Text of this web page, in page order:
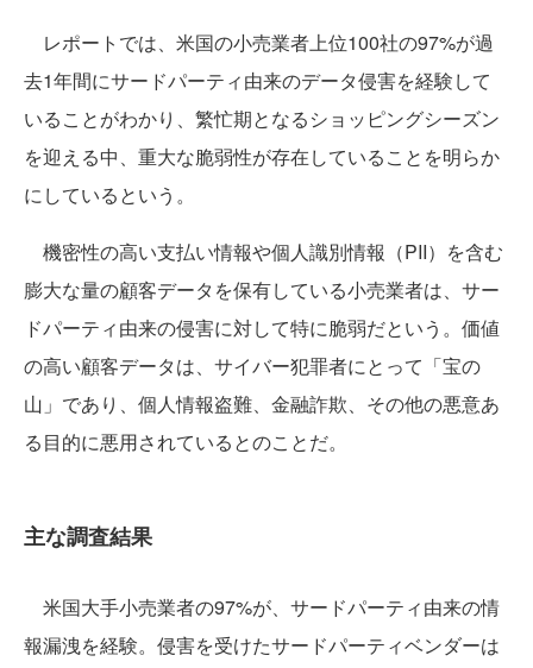
レポートでは、米国の小売業者上位100社の97%が過
去1年間にサードパーティ由来のデータ侵害を経験して
いることがわかり、繁忙期となるショッピングシーズン
を迎える中、重大な脆弱性が存在していることを明らか
にしているという。
機密性の高い支払い情報や個人識別情報（PII）を含む
膨大な量の顧客データを保有している小売業者は、サー
ドパーティ由来の侵害に対して特に脆弱だという。価値
の高い顧客データは、サイバー犯罪者にとって「宝の
山」であり、個人情報盗難、金融詐欺、その他の悪意あ
る目的に悪用されているとのことだ。
主な調査結果
米国大手小売業者の97%が、サードパーティ由来の情
報漏洩を経験。侵害を受けたサードパーティベンダーは